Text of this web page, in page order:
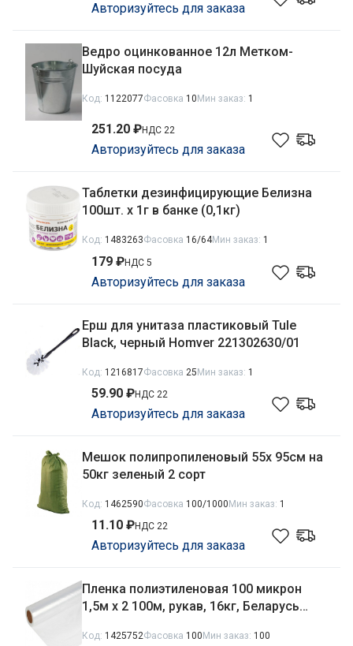
Авторизуйтесь для заказа
Ведро оцинкованное 12л Метком-
Шуйская посуда
Код: 1122077Фасовка 10 Мин заказ: 1
251.20 ₽НДС 22
Авторизуйтесь для заказа
Таблетки дезинфицирующие Белизна
100шт. х 1г в банке (0,1кг)
Код: 1483263Фасовка 16/64Мин заказ: 1
179 ₽НДС 5
Авторизуйтесь для заказа
Ерш для унитаза пластиковый Tule
Black, черный Homver 221302630/01
Код: 1216817Фасовка 25 Мин заказ: 1
59.90 ₽НДС 22
Авторизуйтесь для заказа
Мешок полипропиленовый 55х 95см на
50кг зеленый 2 сорт
Код: 1462590Фасовка 100/1000 Мин заказ: 1
11.10 ₽НДС 22
Авторизуйтесь для заказа
Пленка полиэтиленовая 100 микрон
1,5м х 2 100м, рукав, 16кг, Беларусь
Код: 1425752Фасовка 100 Мин заказ: 100